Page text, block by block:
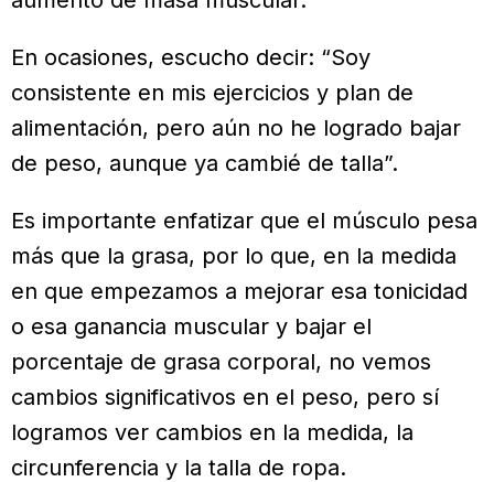
En ocasiones, escucho decir: “Soy
consistente en mis ejercicios y plan de
alimentación, pero aún no he logrado bajar
de peso, aunque ya cambié de talla”.
Es importante enfatizar que el músculo pesa
más que la grasa, por lo que, en la medida
en que empezamos a mejorar esa tonicidad
o esa ganancia muscular y bajar el
porcentaje de grasa corporal, no vemos
cambios significativos en el peso, pero sí
logramos ver cambios en la medida, la
circunferencia y la talla de ropa.